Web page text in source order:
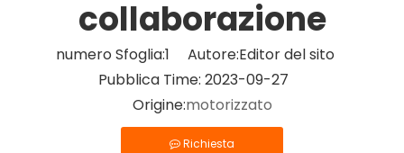
collaborazione
numero Sfoglia:1 Autore:Editor del sito
Pubblica Time: 2023-09-27
Origine:motorizzato
Richiesta